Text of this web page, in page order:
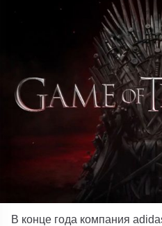
В конце года компания